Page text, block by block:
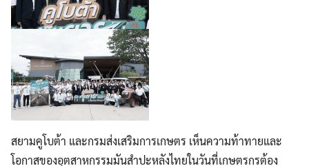
สยามคูโบต้า และกรมส่งเสริมการเกษตร เห็นความท้าทายและ
โอกาสของอุตสาหกรรมมันสำปะหลังไทยในวันที่เกษตรกรต้อง